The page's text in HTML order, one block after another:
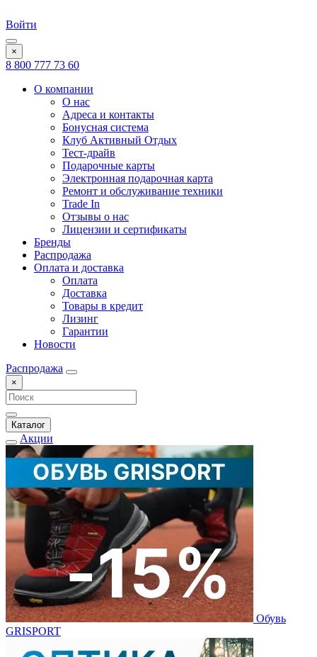
Войти
×
8 800 777 73 60
О компании
О нас
Адреса и контакты
Бонусная система
Клуб Активный Отдых
Тест-драйв
Подарочные карты
Электронная подарочная карта
Ремонт и обслуживание техники
Trade In
Отзывы о нас
Лицензии и сертификаты
Бренды
Распродажа
Оплата и доставка
Оплата
Доставка
Товары в кредит
Лизинг
Гарантии
Новости
Распродажа
×
Каталог
Акции
Обувь
GRISPORT